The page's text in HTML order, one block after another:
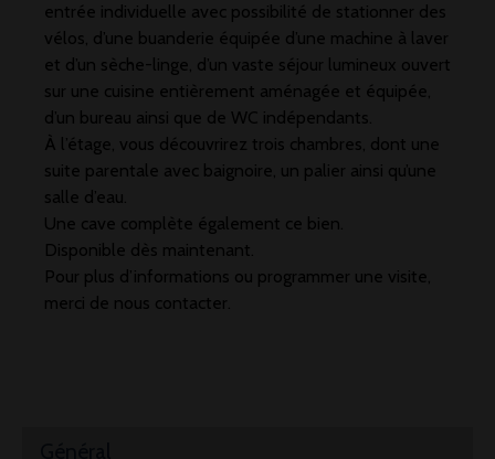
entrée individuelle avec possibilité de stationner des
vélos, d’une buanderie équipée d’une machine à laver
et d’un sèche-linge, d’un vaste séjour lumineux ouvert
sur une cuisine entièrement aménagée et équipée,
d’un bureau ainsi que de WC indépendants.
À l’étage, vous découvrirez trois chambres, dont une
suite parentale avec baignoire, un palier ainsi qu’une
salle d’eau.
Une cave complète également ce bien.
Disponible dès maintenant.
Pour plus d’informations ou programmer une visite,
merci de nous contacter.